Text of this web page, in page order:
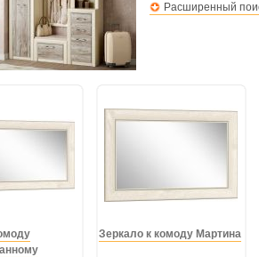
Расширенный
Зеркало к комоду Мартина